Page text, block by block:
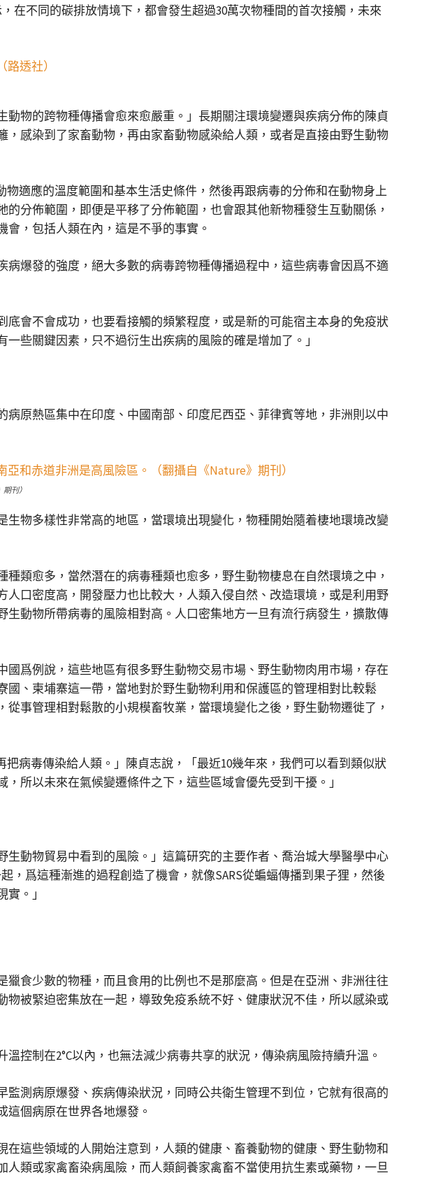
在不同的碳排放情境下，都會發生超過30萬次物種間的首次接觸，未來
物的跨物種傳播會愈來愈嚴重。」長期關注環境變遷與疾病分佈的陳貞
感染到了家畜動物，再由家畜動物感染給人類，或者是直接由野生動物
適應的溫度範圍和基本生活史條件，然後再跟病毒的分佈和在動物身上
分佈範圍，即便是平移了分佈範圍，也會跟其他新物種發生互動關係，
，包括人類在內，這是不爭的事實。
爆發的強度，絕大多數的病毒跨物種傳播過程中，這些病毒會因爲不適
底會不會成功，也要看接觸的頻繁程度，或是新的可能宿主本身的免疫狀
些關鍵因素，只不過衍生出疾病的風險的確是增加了。」
原熱區集中在印度、中國南部、印度尼西亞、菲律賓等地，非洲則以中
刊）
物多樣性非常高的地區，當環境出現變化，物種開始隨着棲地環境改變
類愈多，當然潛在的病毒種類也愈多，野生動物棲息在自然環境之中，
口密度高，開發壓力也比較大，人類入侵自然、改造環境，或是利用野
動物所帶病毒的風險相對高。人口密集地方一旦有流行病發生，擴散傳
爲例說，這些地區有很多野生動物交易市場、野生動物肉用市場，存在
、柬埔寨這一帶，當地對於野生動物利用和保護區的管理相對比較鬆
事管理相對鬆散的小規模畜牧業，當環境變化之後，野生動物遷徙了，
病毒傳染給人類。」陳貞志說，「最近10幾年來，我們可以看到類似狀
所以未來在氣候變遷條件之下，這些區域會優先受到干擾。」
動物貿易中看到的風險。」這篇研究的主要作者、喬治城大學醫學中心
，爲這種漸進的過程創造了機會，就像SARS從蝙蝠傳播到果子狸，然後
。」
食少數的物種，而且食用的比例也不是那麼高。但是在亞洲、非洲往往
被緊迫密集放在一起，導致免疫系統不好、健康狀況不佳，所以感染或
控制在2°C以內，也無法減少病毒共享的狀況，傳染病風險持續升溫。
測病原爆發、疾病傳染狀況，同時公共衛生管理不到位，它就有很高的
個病原在世界各地爆發。
這些領域的人開始注意到，人類的健康、畜養動物的健康、野生動物和
類或家禽畜染病風險，而人類飼養家禽畜不當使用抗生素或藥物，一旦